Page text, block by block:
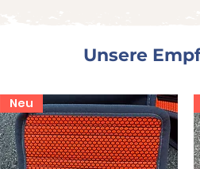
Unsere
Neu